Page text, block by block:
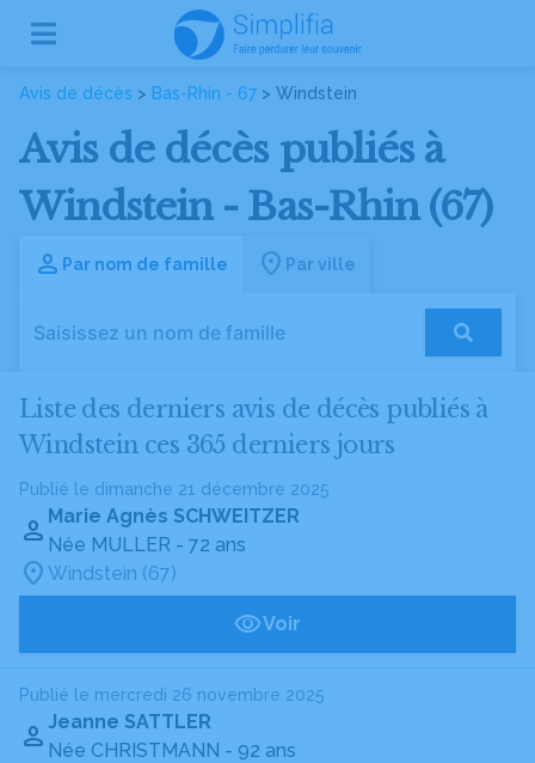
Avis de décès > Bas-Rhin - 67 > Windstein
Avis de décès publiés à
Windstein - Bas-Rhin (67)
Par nom de famille Par ville
Liste des derniers avis de décès publiés à
Windstein ces 365 derniers jours
Publié le dimanche 21 décembre 2025
Marie Agnès SCHWEITZER
Née MULLER - 72 ans
Windstein (67)
Voir
Publié le mercredi 26 novembre 2025
Jeanne SATTLER
Née CHRISTMANN - 92 ans